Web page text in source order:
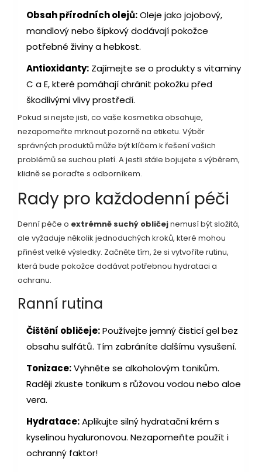
Obsah přírodních olejů:Oleje jako jojobový,
mandlový nebo šípkový dodávají pokožce
potřebné živiny a hebkost.
Antioxidanty: Zajímejte se o produkty s vitaminy
C a E, které pomáhají chránit pokožku před
škodlivými vlivy prostředí.
Pokud si nejste jisti, co vaše kosmetika obsahuje,
nezapomeňte mrknout pozorně na etiketu. Výběr
správných produktů může být klíčem k řešení vašich
problémů se suchou pletí. A jestli stále bojujete s výběrem,
klidně se poraďte s odborníkem.
Rady pro každodenní péči
Denní péče o extrémně suchý obličejnemusí být složitá,
ale vyžaduje několik jednoduchých kroků, které mohou
přinést velké výsledky. Začněte tím, že si vytvoříte rutinu,
která bude pokožce dodávat potřebnou hydrataci a
ochranu.
Ranní rutina
Čištění obličeje:Používejte jemný čisticí gel bez
obsahu sulfátů. Tím zabráníte dalšímu vysušení.
Tonizace:Vyhněte se alkoholovým tonikům.
Raději zkuste tonikum s růžovou vodou nebo aloe
vera.
Hydratace:Aplikujte silný hydratační krém s
kyselinou hyaluronovou. Nezapomeňte použít i
ochranný faktor!